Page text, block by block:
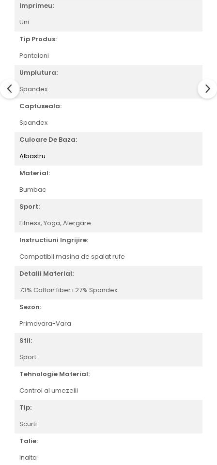
Imprimeu:
Uni
Tip Produs:
Pantaloni
Umplutura:
Spandex
Captuseala:
Spandex
Culoare De Baza:
Albastru
Material:
Bumbac
Sport:
Fitness, Yoga, Alergare
Instructiuni Ingrijire:
Compatibil masina de spalat rufe
Detalii Material:
73% Cotton fiber+27% Spandex
Sezon:
Primavara-Vara
Stil:
Sport
Tehnologie Material:
Control al umezelii
Tip:
Scurti
Talie:
Inalta